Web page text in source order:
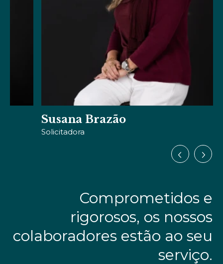
Susana Brazão
Solicitadora
Comprometidos e
rigorosos, os nossos
colaboradores estão ao seu
serviço.